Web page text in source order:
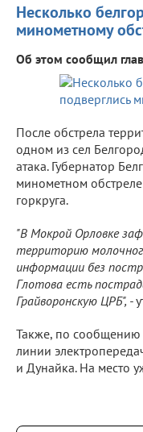
Несколько
минометному
Об этом сообщил
После обстрела
одном из сел
атака. Губернатор
минометном
горкруга.
"В Мокрой Орловке
территорию
информации без
Глотова есть
Грайворонскую ЦРБ", -
Также, по сообщению
линии
и Дунайка. На место